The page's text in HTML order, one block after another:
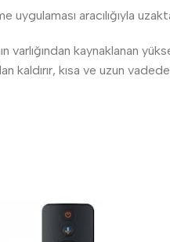
uygulaması aracılığıyla
varlığından kaynaklanan
kaldırır, kısa ve uzun